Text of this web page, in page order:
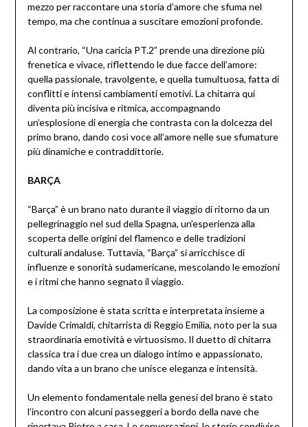
mezzo per raccontare una storia d’amore che sfuma nel
tempo, ma che continua a suscitare emozioni profonde.
Al contrario, “Una caricia PT.2” prende una direzione più
frenetica e vivace, riflettendo le due facce dell’amore:
quella passionale, travolgente, e quella tumultuosa, fatta di
conflitti e intensi cambiamenti emotivi. La chitarra qui
diventa più incisiva e ritmica, accompagnando
un’esplosione di energia che contrasta con la dolcezza del
primo brano, dando così voce all’amore nelle sue sfumature
più dinamiche e contraddittorie.
BARÇA
“Barça” è un brano nato durante il viaggio di ritorno da un
pellegrinaggio nel sud della Spagna, un’esperienza alla
scoperta delle origini del flamenco e delle tradizioni
culturali andaluse. Tuttavia, “Barça” si arricchisce di
influenze e sonorità sudamericane, mescolando le emozioni
e i ritmi che hanno segnato il viaggio.
La composizione è stata scritta e interpretata insieme a
Davide Crimaldi, chitarrista di Reggio Emilia, noto per la sua
straordinaria emotività e virtuosismo. Il duetto di chitarra
classica tra i due crea un dialogo intimo e appassionato,
dando vita a un brano che unisce eleganza e intensità.
Un elemento fondamentale nella genesi del brano è stato
l’incontro con alcuni passeggeri a bordo della nave che